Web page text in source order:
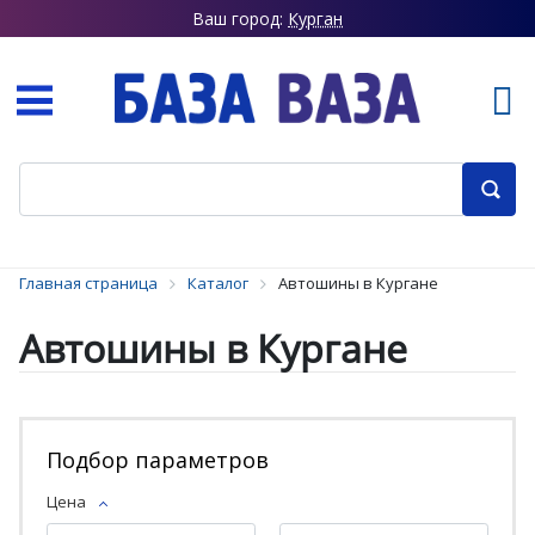
Ваш город: Курган
Главная страница Каталог Автошины в Кургане
Автошины в Кургане
Подбор параметров
Цена